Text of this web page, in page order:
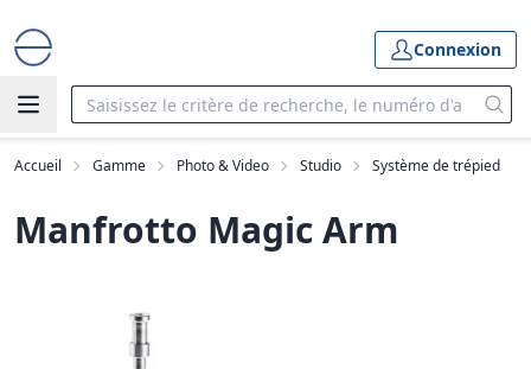
Connexion
Accueil Gamme Photo & Video Studio Système de trépied
Manfrotto Magic Arm